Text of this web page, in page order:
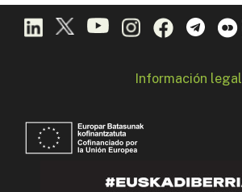
Información legal